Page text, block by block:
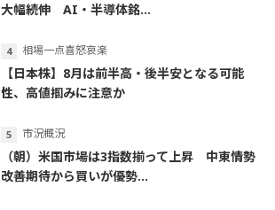
大幅続伸 AI・半導体銘...
相場一点喜怒哀楽
【日本株】8月は前半高・後半安となる可能
性、高値掴みに注意か
市況概況
（朝）米国市場は3指数揃って上昇 中東情勢
改善期待から買いが優勢...